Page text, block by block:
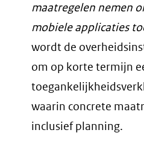
maatregelen nemen
mobiele applicaties
wordt de
om op korte termijn
waarin concrete
inclusief planning.